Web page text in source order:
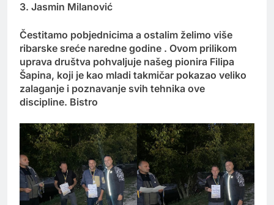
3. Jasmin Milanović
Čestitamo pobjednicima a ostalim želimo više
ribarske sreće naredne godine . Ovom prilikom
uprava društva pohvaljuje našeg pionira Filipa
Šapina, koji je kao mladi takmičar pokazao veliko
zalaganje i poznavanje svih tehnika ove
discipline. Bistro